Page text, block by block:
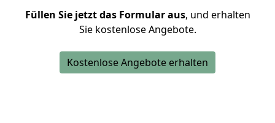
Füllen Sie jetzt das Formular aus, und erhalten
Sie kostenlose Angebote.
Kostenlose Angebote erhalten